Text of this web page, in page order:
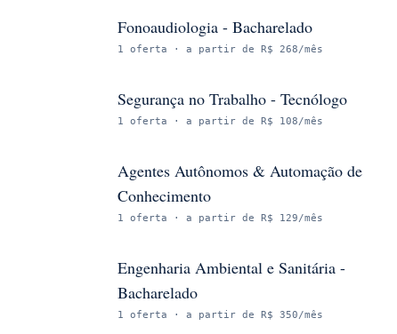
Fonoaudiologia - Bacharelado
1 oferta · a partir de R$ 268/mês
Segurança no Trabalho - Tecnólogo
1 oferta · a partir de R$ 108/mês
Agentes Autônomos & Automação de
Conhecimento
1 oferta · a partir de R$ 129/mês
Engenharia Ambiental e Sanitária -
Bacharelado
1 oferta · a partir de R$ 350/mês